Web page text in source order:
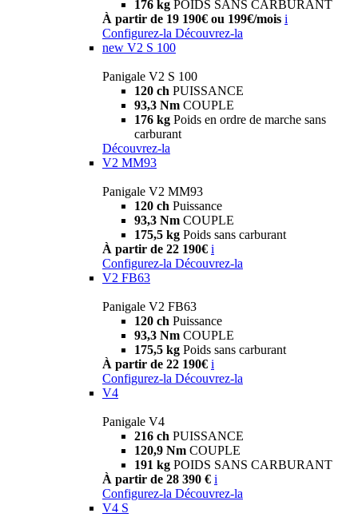
176 kg POIDS SANS CARBURANT
À partir de 19 190€ ou 199€/mois i
Configurez-la Découvrez-la
new V2 S 100
Panigale V2 S 100
120 ch PUISSANCE
93,3 Nm COUPLE
176 kg Poids en ordre de marche sans
carburant
Découvrez-la
V2 MM93
Panigale V2 MM93
120 ch Puissance
93,3 Nm COUPLE
175,5 kg Poids sans carburant
À partir de 22 190€ i
Configurez-la Découvrez-la
V2 FB63
Panigale V2 FB63
120 ch Puissance
93,3 Nm COUPLE
175,5 kg Poids sans carburant
À partir de 22 190€ i
Configurez-la Découvrez-la
V4
Panigale V4
216 ch PUISSANCE
120,9 Nm COUPLE
191 kg POIDS SANS CARBURANT
À partir de 28 390 € i
Configurez-la Découvrez-la
V4 S